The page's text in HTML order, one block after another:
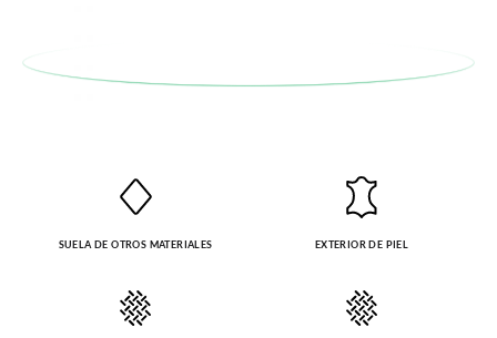
SUELA DE OTROS MATERIALES EXTERIOR DE PIEL